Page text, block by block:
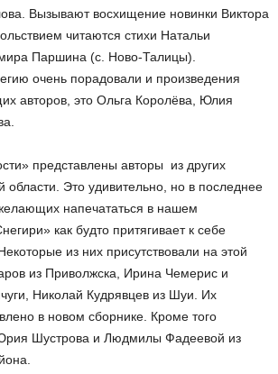
Вызывают восхищение новинки Виктора
читаются стихи Натальи
Паршина (с. Ново-Талицы).
очень порадовали и произведения
авторов, это Ольга Королёва, Юлия
представлены авторы из других
области. Это удивительно, но в последнее
напечататься в нашем
как будто притягивает к себе
из них присутствовали на этой
из Приволжска, Ирина Чемерис и
Николай Кудрявцев из Шуи. Их
в новом сборнике. Кроме того
Шустрова и Людмилы Фадеевой из